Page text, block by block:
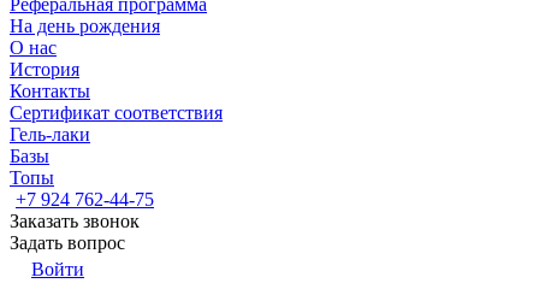
Реферальная программа
На день рождения
О нас
История
Контакты
Сертификат соответствия
Гель-лаки
Базы
Топы
+7 924 762-44-75
Заказать звонок
Задать вопрос
Войти